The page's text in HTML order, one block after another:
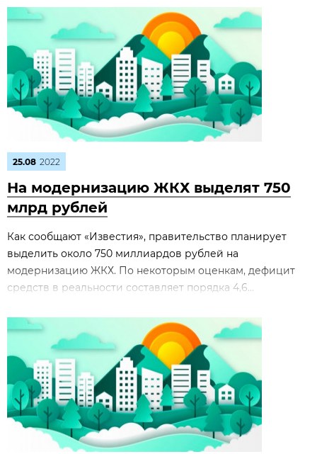
25.08 2022
На модернизацию ЖКХ выделят 750
млрд рублей
Как сообщают «Известия», правительство планирует
выделить около 750 миллиардов рублей на
модернизацию ЖКХ. По некоторым оценкам, дефицит
средств в реальности составляет порядка 4,6...